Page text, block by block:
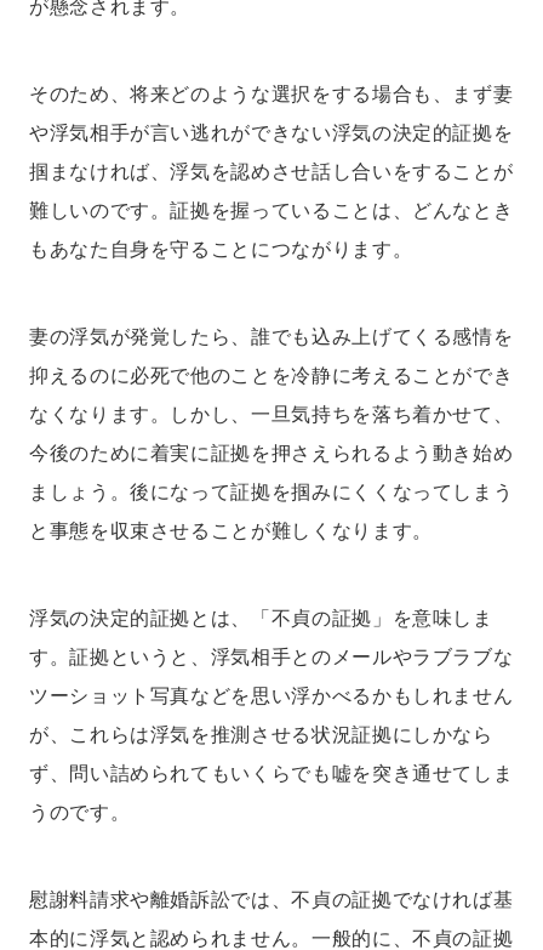
が懸念されます。
そのため、将来どのような選択をする場合も、まず妻
や浮気相手が言い逃れができない浮気の決定的証拠を
掴まなければ、浮気を認めさせ話し合いをすることが
難しいのです。証拠を握っていることは、どんなとき
もあなた自身を守ることにつながります。
妻の浮気が発覚したら、誰でも込み上げてくる感情を
抑えるのに必死で他のことを冷静に考えることができ
なくなります。しかし、一旦気持ちを落ち着かせて、
今後のために着実に証拠を押さえられるよう動き始め
ましょう。後になって証拠を掴みにくくなってしまう
と事態を収束させることが難しくなります。
浮気の決定的証拠とは、「不貞の証拠」を意味しま
す。証拠というと、浮気相手とのメールやラブラブな
ツーショット写真などを思い浮かべるかもしれません
が、これらは浮気を推測させる状況証拠にしかなら
ず、問い詰められてもいくらでも嘘を突き通せてしま
うのです。
慰謝料請求や離婚訴訟では、不貞の証拠でなければ基
本的に浮気と認められません。一般的に、不貞の証拠